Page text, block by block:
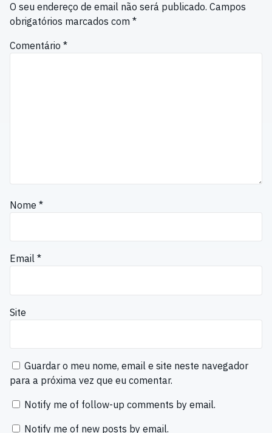
O seu endereço de email não será publicado. Campos
obrigatórios marcados com *
Comentário *
Nome *
Email *
Site
Guardar o meu nome, email e site neste navegador
para a próxima vez que eu comentar.
Notify me of follow-up comments by email.
Notify me of new posts by email.